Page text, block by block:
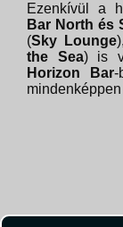
Ezenkívül a
Bar North és
(Sky Lounge
the Sea) is
Horizon Bar-